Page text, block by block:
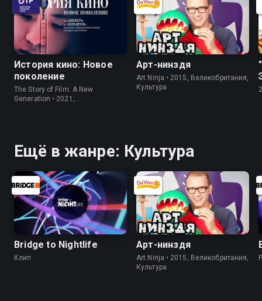
История кино: Новое
поколение
The Story of Film: A New
Generation • 2021,
Арт-нинздя
Art Ninja • 2015, Великобритания,
Культура
Ещё в жанре: Культура
Bridge to Nightlife
Клип
Арт-нинздя
Art Ninja • 2015, Великобритания,
Культура